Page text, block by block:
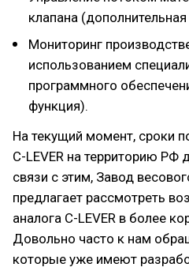
клапана
Мониторинг
использованием
программного
функция).
На текущий момент, сроки
C-LEVER на территорию РФ
связи с этим, Завод
предлагает рассмотреть
аналога C-LEVER в более
Довольно часто к нам
которые уже имеют